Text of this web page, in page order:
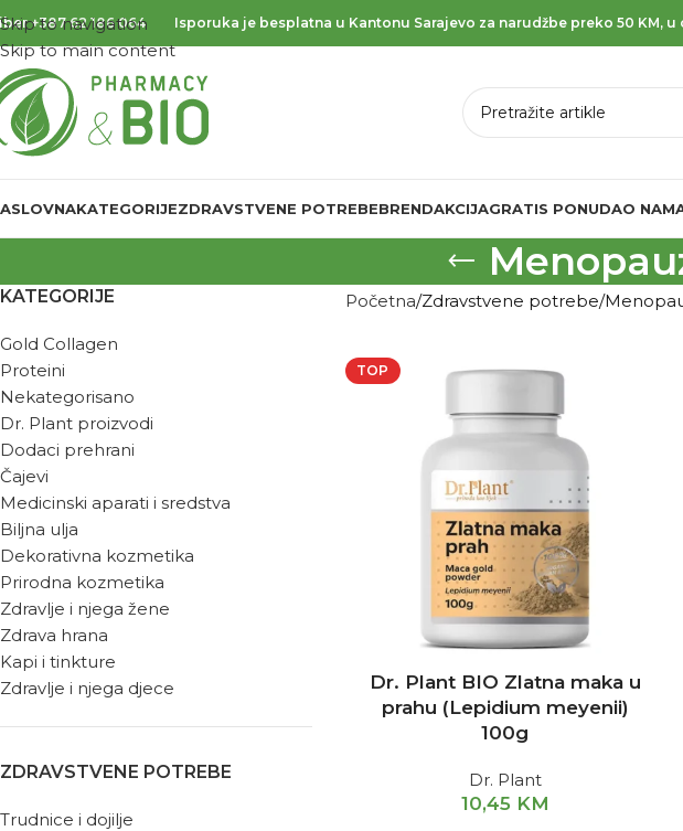
Skip to navigation
Skip to main content
+387 62 186 064 Isporuka je besplatna u Kantonu Sarajevo za narudžbe preko 50 KM,
KATEGORIJEZDRAVSTVENE POTREBEBRENDAKCIJAGRATIS PONUDAO
KATEGORIJE
Gold Collagen
Proteini
Nekategorisano
Dr. Plant proizvodi
Dodaci prehrani
Čajevi
Medicinski aparati i sredstva
Biljna ulja
Dekorativna kozmetika
Prirodna kozmetika
Zdravlje i njega žene
Zdrava hrana
Kapi i tinkture
Zdravlje i njega djece
ZDRAVSTVENE POTREBE
Trudnice i dojilje
Početna Zdravstvene potrebe
TOP
Dr. Plant BIO Zlatna maka u
prahu (Lepidium meyenii)
100g
Dr. Plant
10,45 KM